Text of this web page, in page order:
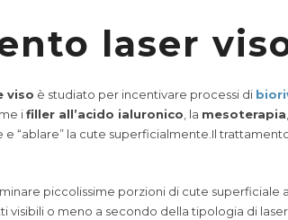
laser
viso è studiato per incentivare processi di
ifiller all’acido ialuronico , la mesoterapia
e “ablare” la cute superficialmente.Il
piccolissime porzioni di cute
o meno a secondo della tipologia di